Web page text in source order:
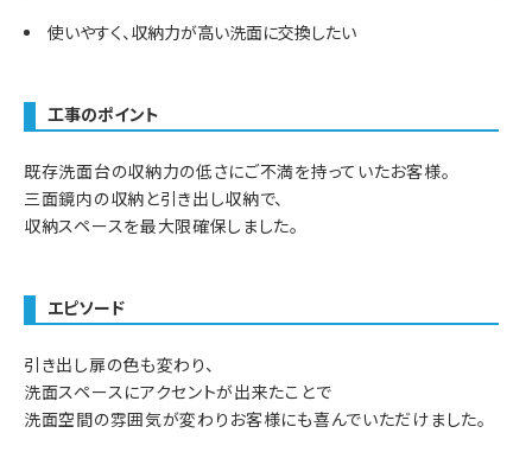
使いやすく、収納力が高い洗面に交換したい
工事のポイント
既存洗面台の収納力の低さにご不満を持っていたお客様。
三面鏡内の収納と引き出し収納で、
収納スペースを最大限確保しました。
エピソード
引き出し扉の色も変わり、
洗面スペースにアクセントが出来たことで
洗面空間の雰囲気が変わりお客様にも喜んでいただけました。